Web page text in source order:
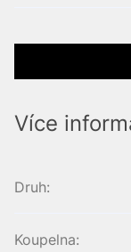
Více
Druh:
Koupelna: